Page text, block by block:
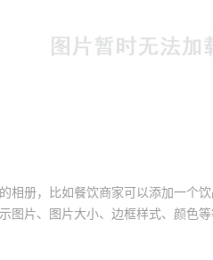
相册，比如餐饮商家可以添加一个
图片、图片大小、边框样式、颜色等